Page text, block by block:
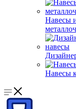
Навесы
Навесы